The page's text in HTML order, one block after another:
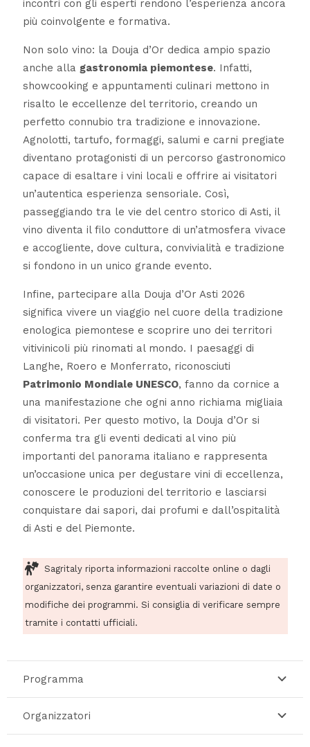
incontri con gli esperti rendono l’esperienza ancora
più coinvolgente e formativa.
Non solo vino: la Douja d’Or dedica ampio spazio
anche alla gastronomia piemontese. Infatti,
showcooking e appuntamenti culinari mettono in
risalto le eccellenze del territorio, creando un
perfetto connubio tra tradizione e innovazione.
Agnolotti, tartufo, formaggi, salumi e carni pregiate
diventano protagonisti di un percorso gastronomico
capace di esaltare i vini locali e offrire ai visitatori
un’autentica esperienza sensoriale. Così,
passeggiando tra le vie del centro storico di Asti, il
vino diventa il filo conduttore di un’atmosfera vivace
e accogliente, dove cultura, convivialità e tradizione
si fondono in un unico grande evento.
Infine, partecipare alla Douja d’Or Asti 2026
significa vivere un viaggio nel cuore della tradizione
enologica piemontese e scoprire uno dei territori
vitivinicoli più rinomati al mondo. I paesaggi di
Langhe, Roero e Monferrato, riconosciuti
Patrimonio Mondiale UNESCO, fanno da cornice a
una manifestazione che ogni anno richiama migliaia
di visitatori. Per questo motivo, la Douja d’Or si
conferma tra gli eventi dedicati al vino più
importanti del panorama italiano e rappresenta
un’occasione unica per degustare vini di eccellenza,
conoscere le produzioni del territorio e lasciarsi
conquistare dai sapori, dai profumi e dall’ospitalità
di Asti e del Piemonte.
Sagritaly riporta informazioni raccolte online o dagli
organizzatori, senza garantire eventuali variazioni di date o
modifiche dei programmi. Si consiglia di verificare sempre
tramite i contatti ufficiali.
Programma
Organizzatori